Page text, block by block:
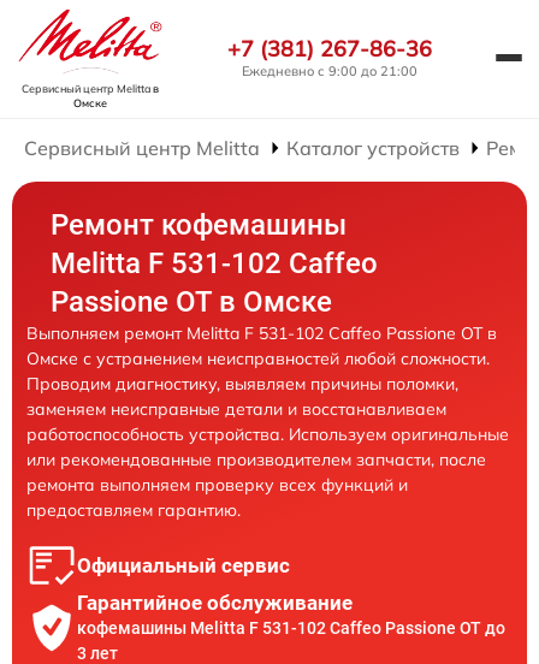
Сервисный центр Melittaв
Омске
+7 (381) 267-86-36
Ежедневно с 9:00 до 21:00
Сервисный центр Melitta Каталог устройств
Ремонт кофемашины
Melitta F 531-102 Caffeo
Passione OT в Омске
Выполняем ремонт Melitta F 531-102 Caffeo Passione OT в
Омске с устранением неисправностей любой сложности.
Проводим диагностику, выявляем причины поломки,
заменяем неисправные детали и восстанавливаем
работоспособность устройства. Используем оригинальные
или рекомендованные производителем запчасти, после
ремонта выполняем проверку всех функций и
предоставляем гарантию.
Официальный сервис
Гарантийное обслуживание
кофемашины Melitta F 531-102 Caffeo Passione OT до
3 лет